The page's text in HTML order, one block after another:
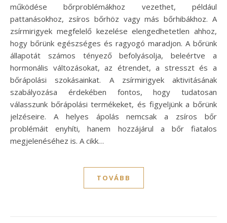
működése bőrproblémákhoz vezethet, például
pattanásokhoz, zsíros bőrhöz vagy más bőrhibákhoz. A
zsírmirigyek megfelelő kezelése elengedhetetlen ahhoz,
hogy bőrünk egészséges és ragyogó maradjon. A bőrünk
állapotát számos tényező befolyásolja, beleértve a
hormonális változásokat, az étrendet, a stresszt és a
bőrápolási szokásainkat. A zsírmirigyek aktivitásának
szabályozása érdekében fontos, hogy tudatosan
válasszunk bőrápolási termékeket, és figyeljünk a bőrünk
jelzéseire. A helyes ápolás nemcsak a zsíros bőr
problémáit enyhíti, hanem hozzájárul a bőr fiatalos
megjelenéséhez is. A cikk…
TOVÁBB